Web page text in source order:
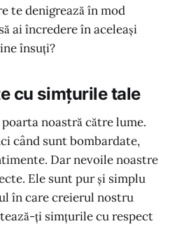
te denigrează în mod
ai încredere în aceleași
însuți?
cu simțurile tale
noastră către lume.
când sunt bombardate,
Dar nevoile noastre
Ele sunt pur și simplu
în care creierul nostru
ți simțurile cu respect